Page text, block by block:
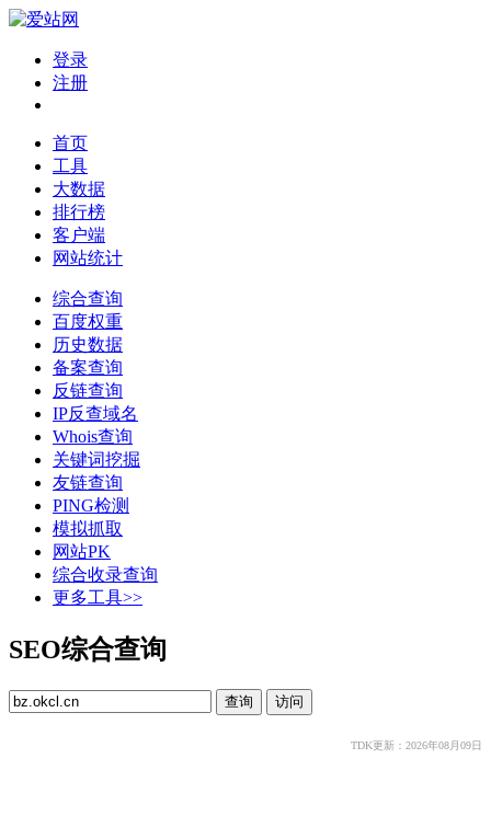
登录
注册
首页
工具
大数据
排行榜
客户端
网站统计
综合查询
百度权重
历史数据
备案查询
反链查询
IP反查域名
Whois查询
关键词挖掘
友链查询
PING检测
模拟抓取
网站PK
综合收录查询
更多工具>>
SEO综合查询
TDK更新：2026年08月09日